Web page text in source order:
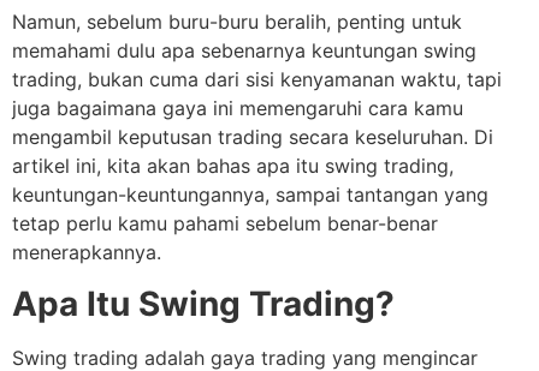
Namun, sebelum buru-buru beralih, penting untuk
memahami dulu apa sebenarnya keuntungan swing
trading, bukan cuma dari sisi kenyamanan waktu, tapi
juga bagaimana gaya ini memengaruhi cara kamu
mengambil keputusan trading secara keseluruhan. Di
artikel ini, kita akan bahas apa itu swing trading,
keuntungan-keuntungannya, sampai tantangan yang
tetap perlu kamu pahami sebelum benar-benar
menerapkannya.
Apa Itu Swing Trading?
Swing trading adalah gaya trading yang mengincar